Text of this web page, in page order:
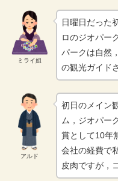
ミライ姐
日曜日だった
ロのジオパー
パークは自然
の観光ガイド
アルド
初日のメイン
ム，ジオパー
賞として10年
会社の経費で
皮肉ですが，